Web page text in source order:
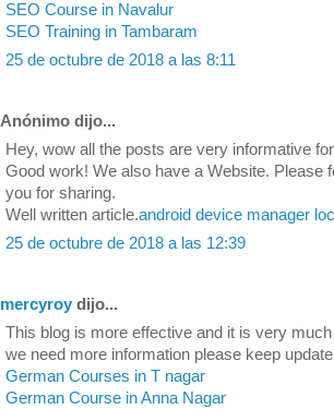
SEO Course in Navalur
SEO Training in Tambaram
25 de octubre de 2018 a las 8:11
Anónimo dijo...
Hey, wow all the posts are very informative
Good work! We also have a Website. Please
you for sharing.
Well written article.android device manager
25 de octubre de 2018 a las 12:39
mercyroy dijo...
This blog is more effective and it is very
we need more information please keep
German Courses in T nagar
German Course in Anna Nagar